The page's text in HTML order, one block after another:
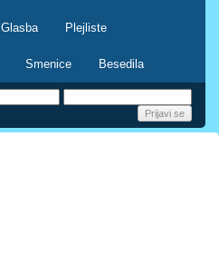
Glasba Plejliste
Smenice Besedila